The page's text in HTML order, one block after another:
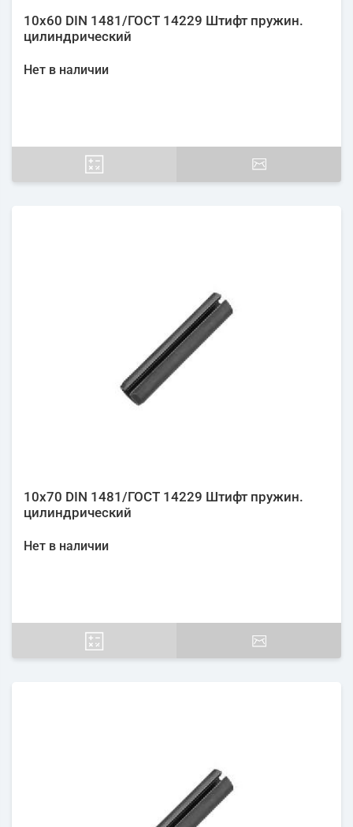
10х60 DIN 1481/ГОСТ 14229 Штифт пружин.
цилиндрический
Нет в наличии
10х70 DIN 1481/ГОСТ 14229 Штифт пружин.
цилиндрический
Нет в наличии